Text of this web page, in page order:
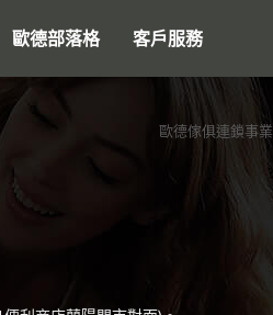
歐德部落格 客戶服務
歐德傢俱連鎖事業